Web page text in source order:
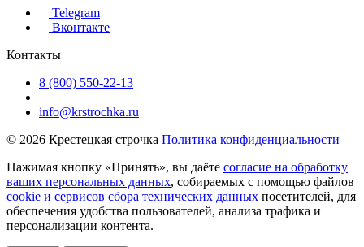
Telegram
Вконтакте
Контакты
8 (800) 550-22-13
info@krstrochka.ru
© 2026 Крестецкая строчка Политика конфиденциальности
Нажимая кнопку «Принять», вы даёте согласие на обработку
ваших персональных данных, собираемых с помощью файлов
cookie и сервисов сбора технических данных посетителей, для
обеспечения удобства пользователей, анализа трафика и
персонализации контента.